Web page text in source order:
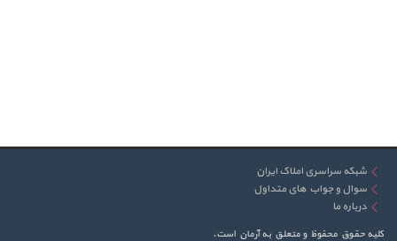
شبکه سراسری املاک ایران
سوال و جواب های متداول
درباره ما
کلیه حقوق محفوظ و متعلق به آرمان است.